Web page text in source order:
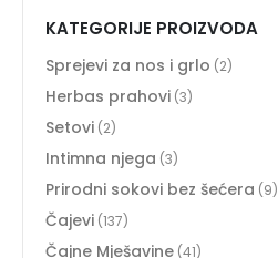
KATEGORIJE PROIZVODA
Sprejevi za nos i grlo (2)
Herbas prahovi (3)
Setovi (2)
Intimna njega (3)
Prirodni sokovi bez šećera (9)
Čajevi (137)
Čajne Mješavine (41)